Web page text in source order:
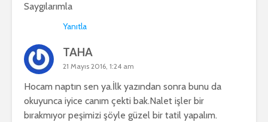
Saygılarımla
Yanıtla
TAHA
21 Mayıs 2016, 1:24 am
Hocam naptın sen ya.İlk yazından sonra bunu da
okuyunca iyice canım çekti bak.Nalet işler bir
bırakmıyor peşimizi şöyle güzel bir tatil yapalım.